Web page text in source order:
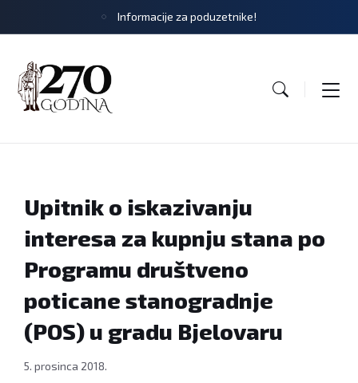
Informacije za poduzetnike!
Upitnik o iskazivanju
interesa za kupnju stana po
Programu društveno
poticane stanogradnje
(POS) u gradu Bjelovaru
5. prosinca 2018.